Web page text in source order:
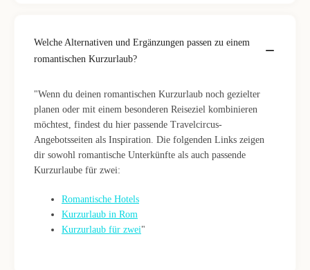
Welche Alternativen und Ergänzungen passen zu einem
romantischen Kurzurlaub?
"Wenn du deinen romantischen Kurzurlaub noch gezielter
planen oder mit einem besonderen Reiseziel kombinieren
möchtest, findest du hier passende Travelcircus-
Angebotsseiten als Inspiration. Die folgenden Links zeigen
dir sowohl romantische Unterkünfte als auch passende
Kurzurlaube für zwei:
Romantische Hotels
Kurzurlaub in Rom
Kurzurlaub für zwei"